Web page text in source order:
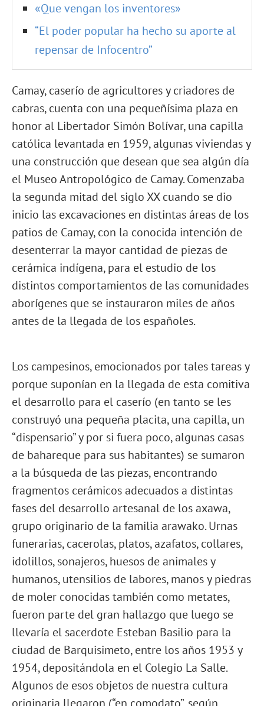
«Que vengan los inventores»
“El poder popular ha hecho su aporte al
repensar de Infocentro”
Camay, caserío de agricultores y criadores de
cabras, cuenta con una pequeñísima plaza en
honor al Libertador Simón Bolívar, una capilla
católica levantada en 1959, algunas viviendas y
una construcción que desean que sea algún día
el Museo Antropológico de Camay. Comenzaba
la segunda mitad del siglo XX cuando se dio
inicio las excavaciones en distintas áreas de los
patios de Camay, con la conocida intención de
desenterrar la mayor cantidad de piezas de
cerámica indígena, para el estudio de los
distintos comportamientos de las comunidades
aborígenes que se instauraron miles de años
antes de la llegada de los españoles.
Los campesinos, emocionados por tales tareas y
porque suponían en la llegada de esta comitiva
el desarrollo para el caserío (en tanto se les
construyó una pequeña placita, una capilla, un
“dispensario” y por si fuera poco, algunas casas
de bahareque para sus habitantes) se sumaron
a la búsqueda de las piezas, encontrando
fragmentos cerámicos adecuados a distintas
fases del desarrollo artesanal de los axawa,
grupo originario de la familia arawako. Urnas
funerarias, cacerolas, platos, azafatos, collares,
idolillos, sonajeros, huesos de animales y
humanos, utensilios de labores, manos y piedras
de moler conocidas también como metates,
fueron parte del gran hallazgo que luego se
llevaría el sacerdote Esteban Basilio para la
ciudad de Barquisimeto, entre los años 1953 y
1954, depositándola en el Colegio La Salle.
Algunos de esos objetos de nuestra cultura